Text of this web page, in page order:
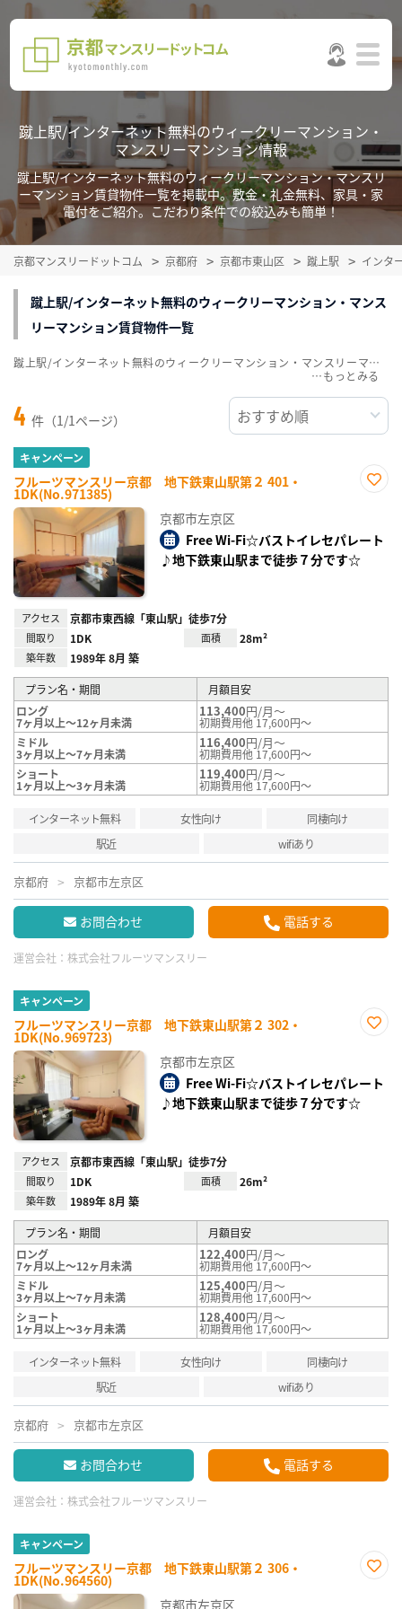
蹴上駅/インターネット無料のウィークリーマンション・
マンスリーマンション情報
蹴上駅/インターネット無料のウィークリーマンション・マンスリ
ーマンション賃貸物件一覧を掲載中。敷金・礼金無料、家具・家
電付をご紹介。こだわり条件での絞込みも簡単！
京都マンスリードットコム 京都府 京都市東山区 蹴上駅 インタ
蹴上駅/インターネット無料のウィークリーマンション・マンス
リーマンション賃貸物件一覧
4 件（1/1ページ）
キャンペーン
フルーツマンスリー京都 地下鉄東山駅第２ 401・
1DK(No.971385)
録
京都市左京区
Free Wi-Fi☆バストイレセパレート
♪地下鉄東山駅まで徒歩７分です☆
アクセス 京都市東西線「東山駅」徒歩7分
間取り 1DK 面積 28m²
築年数 1989年 8月 築
プラン名・期間
月額目安
ロング
7ヶ月以上～12ヶ月未満
113,400円/月～
初期費用他 17,600円～
ミドル
3ヶ月以上～7ヶ月未満
116,400円/月～
初期費用他 17,600円～
ショート
1ヶ月以上～3ヶ月未満
119,400円/月～
初期費用他 17,600円～
インターネット無料 女性向け
同棲向け
駅近
wifiあり
京都府 京都市左京区
お問合わせ 電話する
運営会社： 株式会社フルーツマンスリー
キャンペーン
フルーツマンスリー京都 地下鉄東山駅第２ 302・
1DK(No.969723)
録
京都市左京区
Free Wi-Fi☆バストイレセパレート
♪地下鉄東山駅まで徒歩７分です☆
アクセス 京都市東西線「東山駅」徒歩7分
間取り 1DK 面積 26m²
築年数 1989年 8月 築
プラン名・期間
月額目安
ロング
7ヶ月以上～12ヶ月未満
122,400円/月～
初期費用他 17,600円～
ミドル
3ヶ月以上～7ヶ月未満
125,400円/月～
初期費用他 17,600円～
ショート
1ヶ月以上～3ヶ月未満
128,400円/月～
初期費用他 17,600円～
インターネット無料 女性向け
同棲向け
駅近
wifiあり
京都府 京都市左京区
お問合わせ 電話する
運営会社： 株式会社フルーツマンスリー
キャンペーン
フルーツマンスリー京都 地下鉄東山駅第２ 306・
1DK(No.964560)
京都市左京区
蹴上駅/インターネット無料のウィークリーマンション・マンスリーマンション賃貸物件一覧を掲載中。敷金・礼金無料、家具・家電付をご紹介。こだわり条件での絞込みも簡単！
…